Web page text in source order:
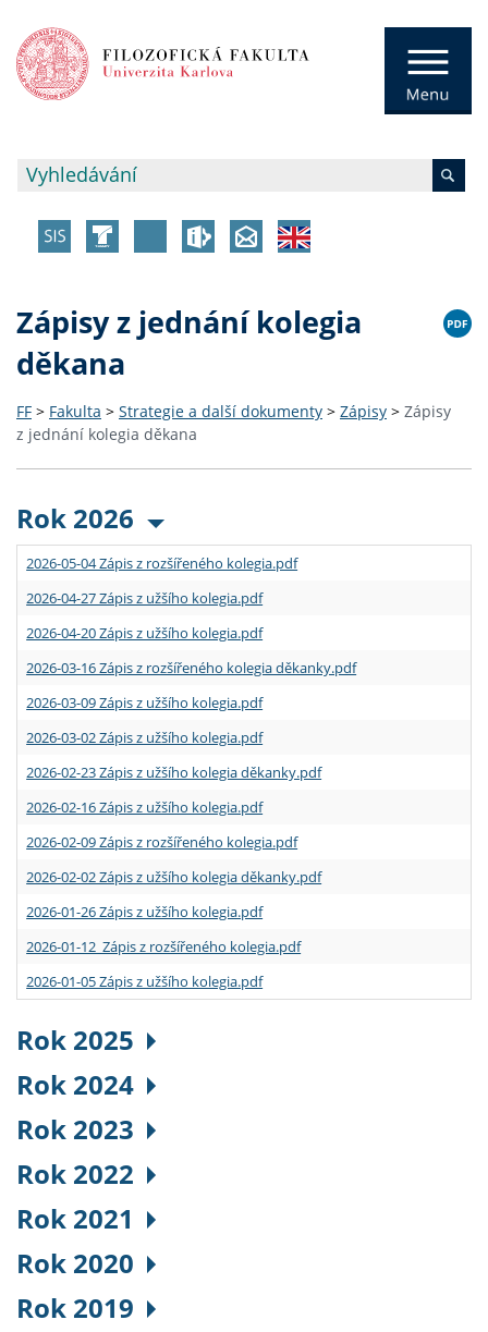
Zápisy z jednání kolegia
děkana
FF > Fakulta > Strategie a další dokumenty > Zápisy > Zápisy
z jednání kolegia děkana
Rok 2026
2026-05-04 Zápis z rozšířeného kolegia.pdf
2026-04-27 Zápis z užšího kolegia.pdf
2026-04-20 Zápis z užšího kolegia.pdf
2026-03-16 Zápis z rozšířeného kolegia děkanky.pdf
2026-03-09 Zápis z užšího kolegia.pdf
2026-03-02 Zápis z užšího kolegia.pdf
2026-02-23 Zápis z užšího kolegia děkanky.pdf
2026-02-16 Zápis z užšího kolegia.pdf
2026-02-09 Zápis z rozšířeného kolegia.pdf
2026-02-02 Zápis z užšího kolegia děkanky.pdf
2026-01-26 Zápis z užšího kolegia.pdf
2026-01-12 Zápis z rozšířeného kolegia.pdf
2026-01-05 Zápis z užšího kolegia.pdf
Rok 2025
Rok 2024
Rok 2023
Rok 2022
Rok 2021
Rok 2020
Rok 2019